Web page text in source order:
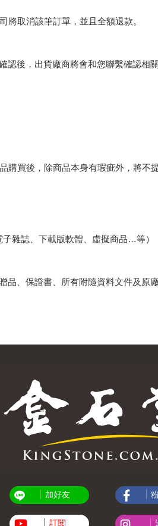
取消該筆訂單，並且全額退款。
後，出貨廠商將會和您聯繫確認相關
買後，除商品本身有瑕疵外，將不
雜誌、下載版軟體、虛擬商品…等）
品、保證書、所有附隨資料文件及原
加好友
訂閱